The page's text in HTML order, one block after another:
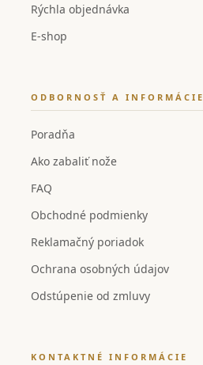
Rýchla objednávka
E-shop
ODBORNOSŤ A INFORMÁCIE
Poradňa
Ako zabaliť nože
FAQ
Obchodné podmienky
Reklamačný poriadok
Ochrana osobných údajov
Odstúpenie od zmluvy
KONTAKTNÉ INFORMÁCIE